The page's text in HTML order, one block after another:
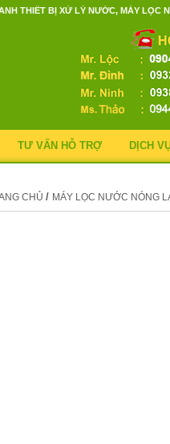
THIẾT BỊ XỬ LÝ NƯỚC, MÁY LỌC
TƯ VẤN HỖ TRỢ DỊCH
CHỦ / MÁY LỌC NƯỚC NÓNG